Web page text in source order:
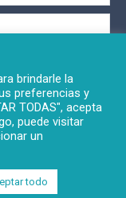
web.
brindarle la
preferencias y
TODAS", acepta
puede visitar
un
todo